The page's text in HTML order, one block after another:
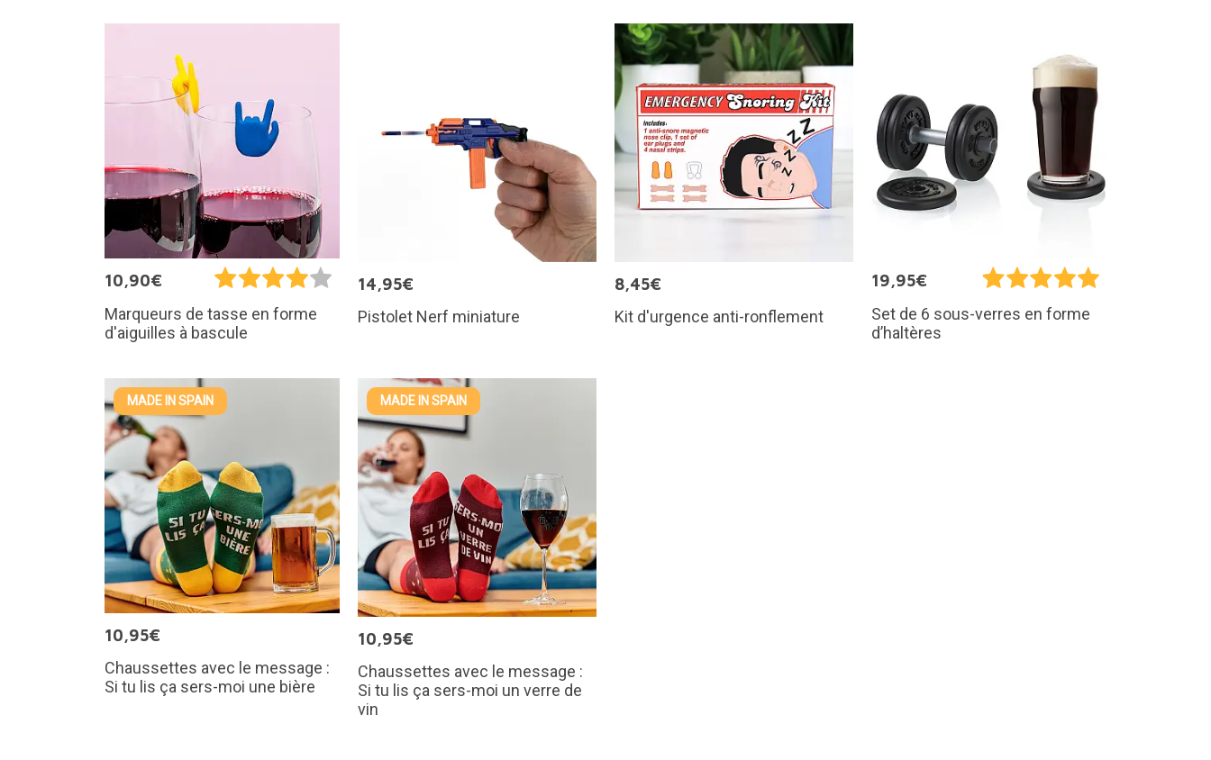
10,90€
Marqueurs de tasse en forme
d'aiguilles à bascule
14,95€
Pistolet Nerf miniature
8,45€
Kit d'urgence anti-ronflement
19,95€
Set de 6 sous-verres en forme
d’haltères
MADE IN SPAIN
10,95€
Chaussettes avec le message :
Si tu lis ça sers-moi une bière
MADE IN SPAIN
10,95€
Chaussettes avec le message :
Si tu lis ça sers-moi un verre de
vin